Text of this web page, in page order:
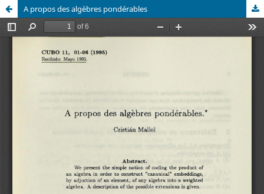
A propos des algèbres pondérables